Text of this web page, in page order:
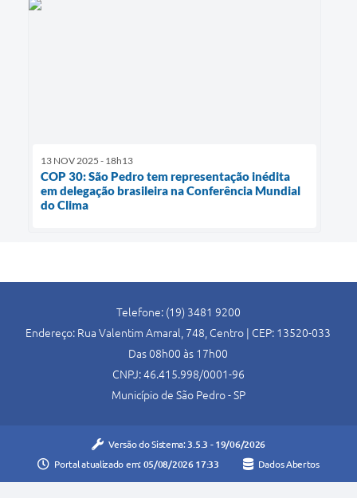
13 NOV 2025 - 18h13
COP 30: São Pedro tem representação inédita
em delegação brasileira na Conferência Mundial
do Clima
Telefone: (19) 3481 9200
Endereço: Rua Valentim Amaral, 748, Centro | CEP: 13520-033
Das 08h00 às 17h00
CNPJ: 46.415.998/0001-96
Município de São Pedro - SP
Versão do Sistema: 3.5.3 - 19/06/2026
Portal atualizado em: 05/08/2026 17:33 Dados Abertos